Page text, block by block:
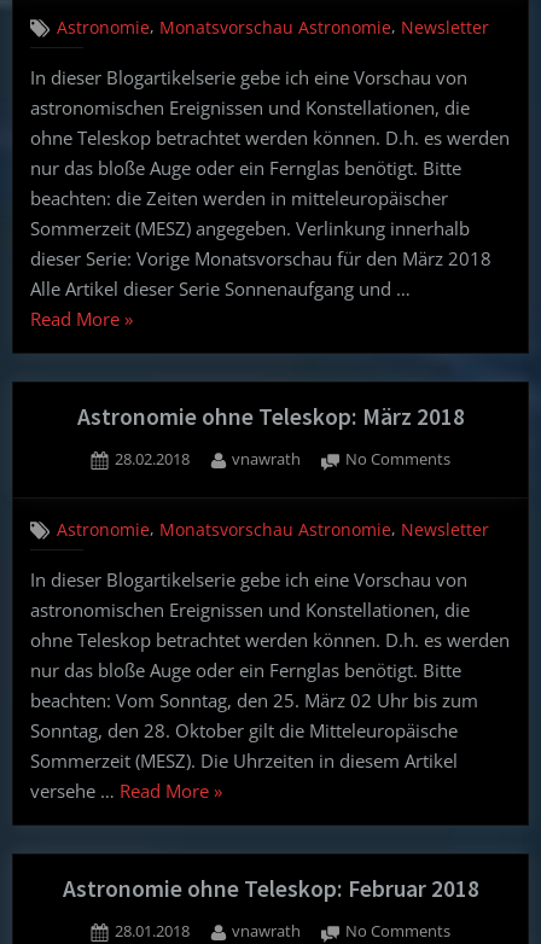
Teleskop:
2018
Astronomie, Monatsvorschau Astronomie, Newsletter
In dieser Blogartikelserie gebe ich eine Vorschau von
astronomischen Ereignissen und Konstellationen, die
ohne Teleskop betrachtet werden können. D.h. es werden
nur das bloße Auge oder ein Fernglas benötigt. Bitte
beachten: die Zeiten werden in mitteleuropäischer
Sommerzeit (MESZ) angegeben. Verlinkung innerhalb
dieser Serie: Vorige Monatsvorschau für den März 2018
Alle Artikel dieser Serie Sonnenaufgang und …
Read More“Astronomie
ohne
Teleskop:
April
»
Astronomie ohne Teleskop: März 2018
Posted
28.02.2018 By
vnawrath No Commentson
Teleskop:
2018
Astronomie, Monatsvorschau Astronomie, Newsletter
In dieser Blogartikelserie gebe ich eine Vorschau von
astronomischen Ereignissen und Konstellationen, die
ohne Teleskop betrachtet werden können. D.h. es werden
nur das bloße Auge oder ein Fernglas benötigt. Bitte
beachten: Vom Sonntag, den 25. März 02 Uhr bis zum
Sonntag, den 28. Oktober gilt die Mitteleuropäische
Sommerzeit (MESZ). Die Uhrzeiten in diesem Artikel
versehe … Read More“Astronomie
ohne
Teleskop:
März
»
Astronomie ohne Teleskop: Februar 2018
Posted
28.01.2018 By
vnawrath No Commentson